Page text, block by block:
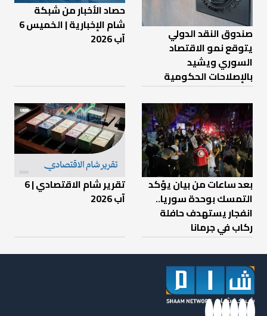
صندوق النقد الدولي
يتوقع نمو الاقتصاد
السوري ويشيد
بالإصلاحات الحكومية
حصاد الأخبار من شبكة
شام الإخبارية | الخميس 6
آب 2026
بعد ساعات من بيان يؤكد
التمسك بوحدة سوريا..
انفجار يستهدف حافلة
ركاب في جرمانا
تقرير شام الاقتصادي | 6
آب 2026